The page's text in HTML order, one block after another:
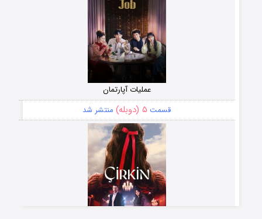
عملیات آپارتمان
قسمت ۵ (دوبله) منتشر شد